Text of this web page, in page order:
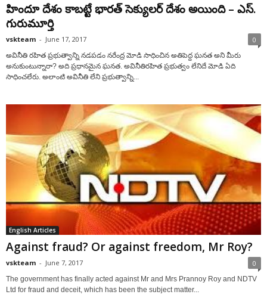
హిందూ దేశం కాబట్టే భారత్ సెక్యులర్ దేశం అయింది – ఎస్.
గురుమూర్తి
vskteam - June 17, 2017 0
అవినీతి రహిత ప్రభుత్వాన్ని నడపడం నరేంద్ర మోడి సాధించిన అతిపెద్ద ఘనత అని మీరు
అనుకుంటున్నారా? అది ప్రధానమైన ఘనత. అవినీతిరహిత ప్రభుత్వం లేనిదే మోడి ఏది
సాధించలేరు. అలాంటి అవినీతి లేని ప్రభుత్వాన్ని...
English Articles
Against fraud? Or against freedom, Mr Roy?
vskteam - June 7, 2017 0
The government has finally acted against Mr and Mrs Prannoy Roy and NDTV
Ltd for fraud and deceit, which has been the subject matter...